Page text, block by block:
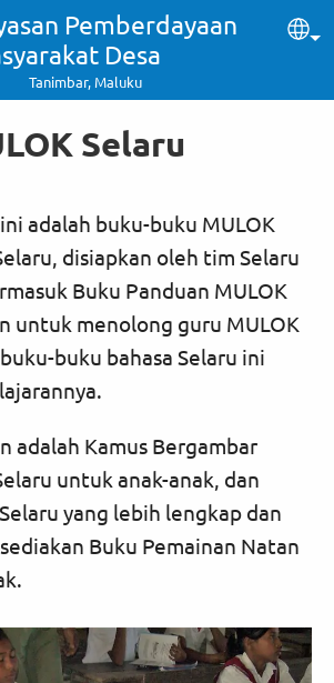
Pemberdayaan
Desa
Tanimbar, Maluku
Selaru
adalah buku-buku MULOK
disiapkan oleh tim Selaru
Buku Panduan MULOK
untuk menolong guru MULOK
buku bahasa Selaru ini
adalah Kamus Bergambar
untuk anak-anak, dan
yang lebih lengkap dan
Buku Pemainan Natan